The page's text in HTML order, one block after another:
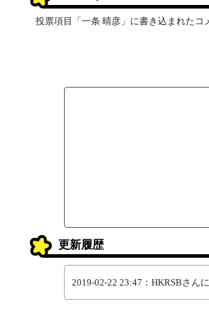
投票項目「一条 晴彦」に書き込まれたコ
更新履歴
2019-02-22 23:47：HKRSBさん